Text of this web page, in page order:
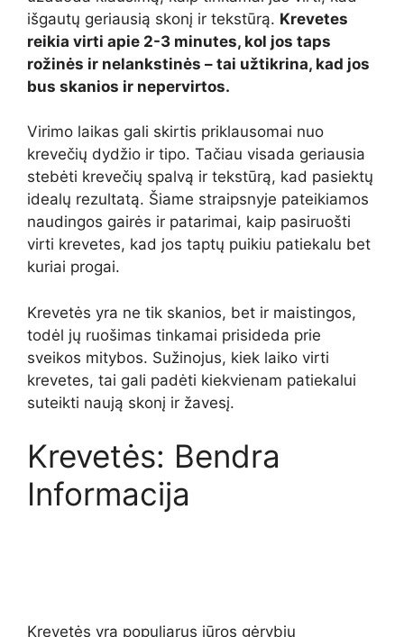
išgautų geriausią skonį ir tekstūrą. Krevetes
reikia virti apie 2-3 minutes, kol jos taps
rožinės ir nelankstinės – tai užtikrina, kad jos
bus skanios ir nepervirtos.
Virimo laikas gali skirtis priklausomai nuo
krevečių dydžio ir tipo. Tačiau visada geriausia
stebėti krevečių spalvą ir tekstūrą, kad pasiektų
idealų rezultatą. Šiame straipsnyje pateikiamos
naudingos gairės ir patarimai, kaip pasiruošti
virti krevetes, kad jos taptų puikiu patiekalu bet
kuriai progai.
Krevetės yra ne tik skanios, bet ir maistingos,
todėl jų ruošimas tinkamai prisideda prie
sveikos mitybos. Sužinojus, kiek laiko virti
krevetes, tai gali padėti kiekvienam patiekalui
suteikti naują skonį ir žavesį.
Krevetės: Bendra
Informacija
Krevetės yra populiarus jūros gėrybių